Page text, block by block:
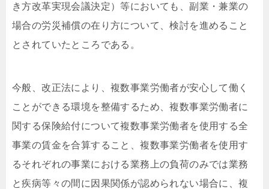
き方改革実現会議決定）等においても、副業・兼業の
場合の労災補償の在り方について、検討を進めること
とされていたところである。
今般、改正法により、複数事業労働者が安心して働く
ことができる環境を整備するため、複数事業労働者に
関する保険給付について複数事業労働者を使用する全
事業の賃金を合算すること、複数事業労働者を使用す
るそれぞれの事業における業務上の負荷のみでは業務
と疾病等々の間に因果関係が認められない場合に、複